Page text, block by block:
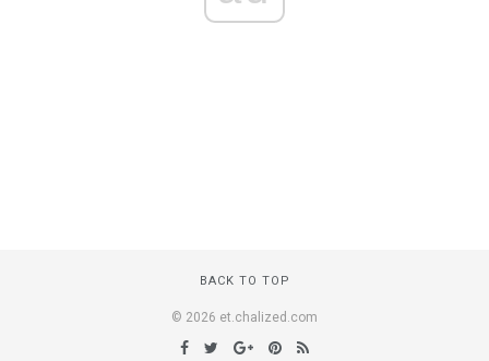
BACK TO TOP
© 2026 et.chalized.com